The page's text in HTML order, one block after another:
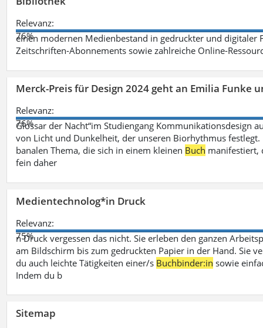
Relevanz:
76%
einen modernen Medienbestand in gedruckter und
Zeitschriften-Abonnements sowie zahlreiche Online-
Merck-Preis für Design 2024 geht an Emilia Funke
Relevanz:
76%
Glossar der Nacht“im Studiengang Kommunikationsdesign
von Licht und Dunkelheit, der unseren Biorhythmus
banalen Thema, die sich in einem kleinen Buch manifestiert,
fein daher
Medientechnolog*in Druck
Relevanz:
75%
n Druck vergessen das nicht. Sie erleben den ganzen
am Bildschirm bis zum gedruckten Papier in der Hand. Sie
du auch leichte Tätigkeiten einer/s Buchbinder:in sowie
Indem du b
Sitemap